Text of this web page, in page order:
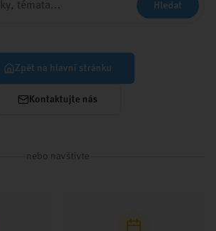
Hledat
Zpět na hlavní stránku
Kontaktujte nás
nebo navštivte